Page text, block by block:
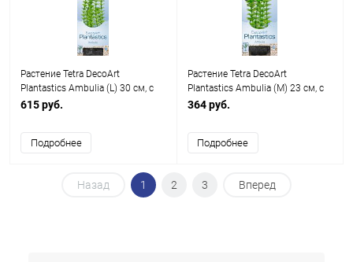
Растение Tetra DecoArt
Plantastics Ambulia (L) 30 см, с
утяжелителем
615 руб.
Подробнее
Растение Tetra DecoArt
Plantastics Ambulia (M) 23 см, с
утяжелителем
364 руб.
Подробнее
Назад 1 2 3 Вперед